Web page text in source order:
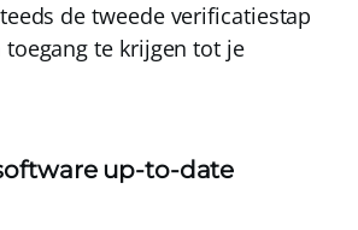
de tweede verificatiestap
te krijgen tot je
up-to-date